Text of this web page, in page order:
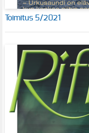
Toimitus 5/2021